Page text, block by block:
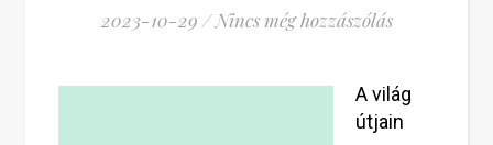
2023-10-29 / Nincs még hozzászólás
A világ
útjain